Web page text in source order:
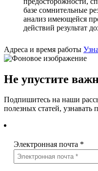
базе сомнительные
анализ имеющейся
действий результат
Адреса и время работы
Не упустите
Подпишитесь на наши
полезных статей,
Электронная почта *